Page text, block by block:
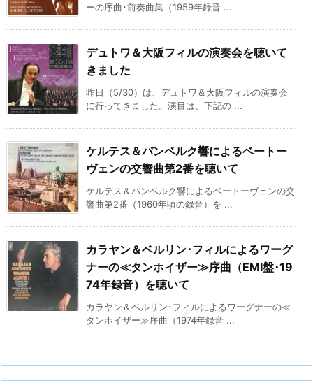
ーの序曲･前奏曲集（1959年録音 ...
デュトワ＆大阪フィルの演奏会を聴いて
きました
昨日（5/30）は、デュトワ＆大阪フィルの演奏会
に行ってきました。演目は、下記の ...
ケルテス＆バンベルク響によるベートー
ヴェンの交響曲第2番を聴いて
ケルテス＆バンベルク響によるベートーヴェンの交
響曲第2番（1960年頃の録音）を ...
カラヤン＆ベルリン･フィルによるワーグ
ナーの≪タンホイザー≫序曲（EMI盤･19
74年録音）を聴いて
カラヤン＆ベルリン･フィルによるワーグナーの≪
タンホイザー≫序曲（1974年録音 ...